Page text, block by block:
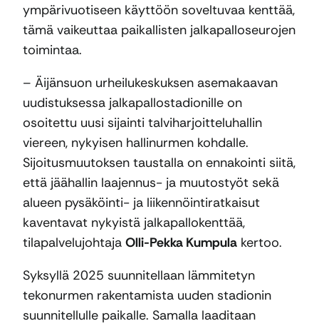
ympärivuotiseen käyttöön soveltuvaa kenttää,
tämä vaikeuttaa paikallisten jalkapalloseurojen
toimintaa.
– Äijänsuon urheilukeskuksen asemakaavan
uudistuksessa jalkapallostadionille on
osoitettu uusi sijainti talviharjoitteluhallin
viereen, nykyisen hallinurmen kohdalle.
Sijoitusmuutoksen taustalla on ennakointi siitä,
että jäähallin laajennus- ja muutostyöt sekä
alueen pysäköinti- ja liikennöintiratkaisut
kaventavat nykyistä jalkapallokenttää,
tilapalvelujohtaja Olli-Pekka Kumpula kertoo.
Syksyllä 2025 suunnitellaan lämmitetyn
tekonurmen rakentamista uuden stadionin
suunnitellulle paikalle. Samalla laaditaan